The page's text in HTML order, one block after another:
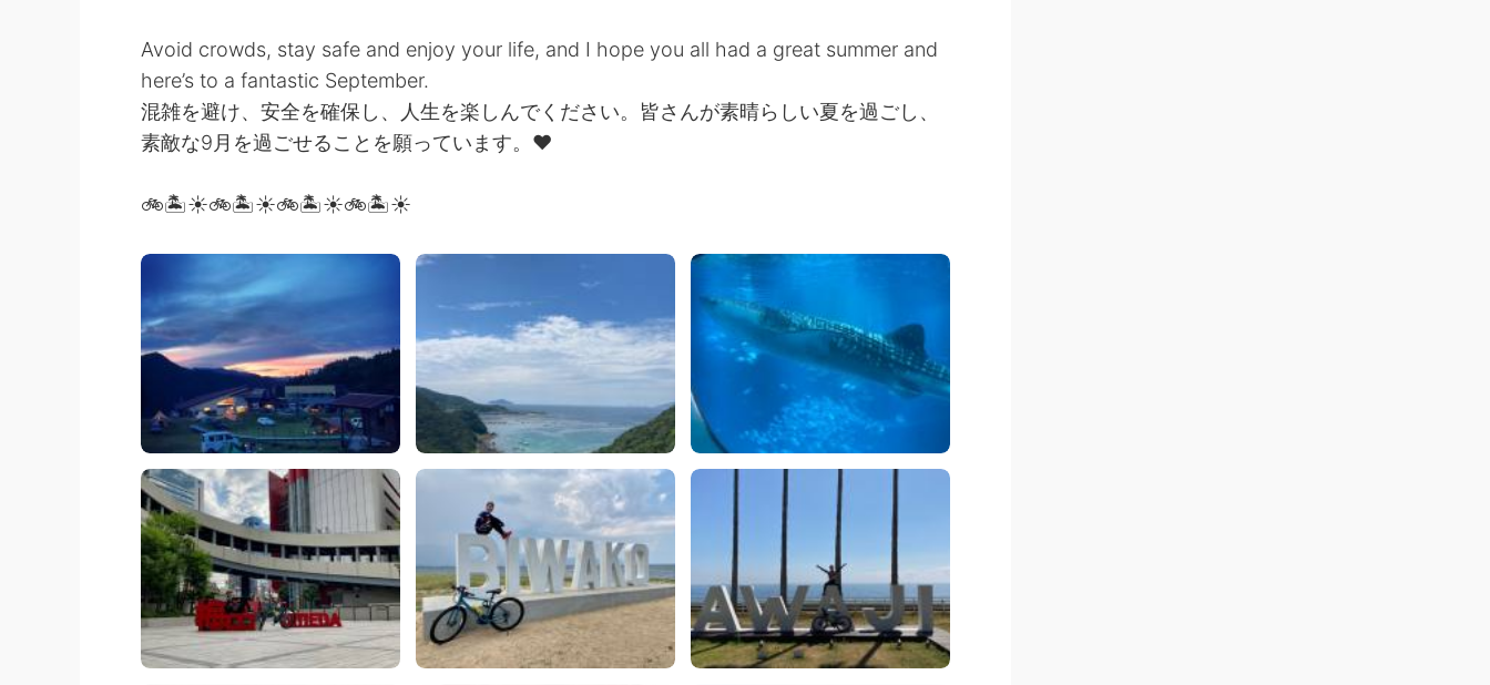
Avoid crowds, stay safe and enjoy your life, and I hope you all had a great summer and
here’s to a fantastic September.
混雑を避け、安全を確保し、人生を楽しんでください。皆さんが素晴らしい夏を過ごし、
素敵な9月を過ごせることを願っています。❤️
🚲🏝☀️🚲🏝☀️🚲🏝☀️🚲🏝☀️